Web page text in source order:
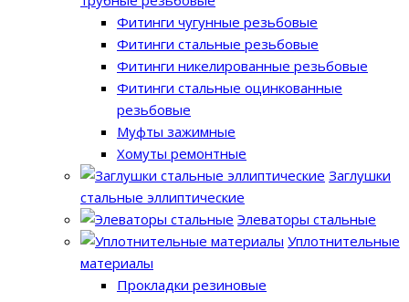
Фитинги чугунные резьбовые
Фитинги стальные резьбовые
Фитинги никелированные резьбовые
Фитинги стальные оцинкованные
резьбовые
Муфты зажимные
Хомуты ремонтные
Заглушки
стальные эллиптические
Элеваторы стальные
Уплотнительные
материалы
Прокладки резиновые